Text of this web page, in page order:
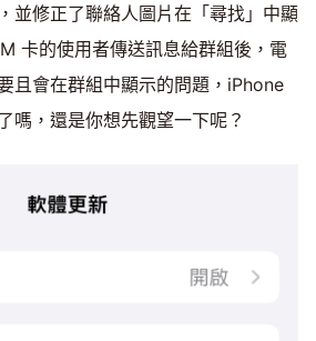
並修正了聯絡人圖片在「尋找」中顯
卡的使用者傳送訊息給群組後，電
且會在群組中顯示的問題，iPhone
嗎，還是你想先觀望一下呢？